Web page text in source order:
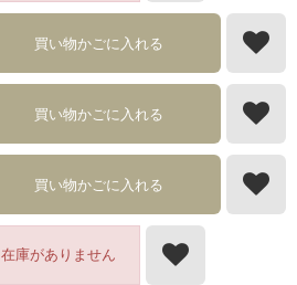
買い物かごに入れる
買い物かごに入れる
買い物かごに入れる
在庫がありません